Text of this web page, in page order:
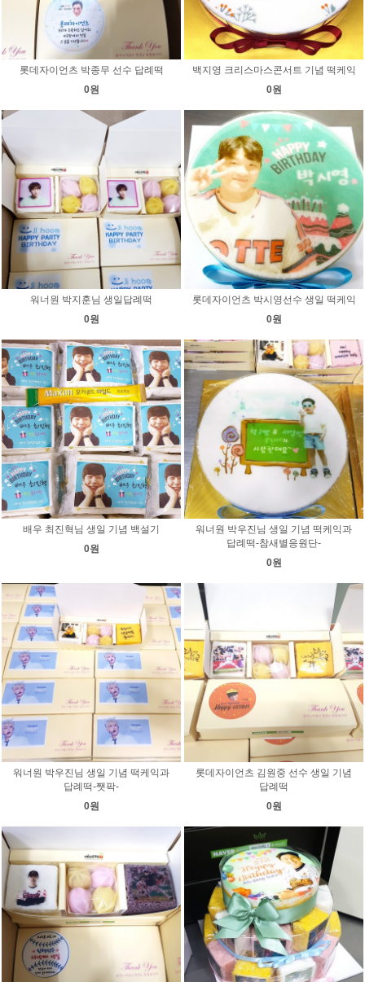
롯데자이언츠 박종무 선수 답례떡
0원
백지영 크리스마스콘서트 기념 떡케익
0원
워너원 박지훈님 생일답례떡
0원
롯데자이언츠 박시영선수 생일 떡케익
0원
배우 최진혁님 생일 기념 백설기
0원
워너원 박우진님 생일 기념 떡케익과
답례떡-참새별응원단-
0원
워너원 박우진님 생일 기념 떡케익과
답례떡-쨋팍-
0원
롯데자이언츠 김원중 선수 생일 기념
답례떡
0원